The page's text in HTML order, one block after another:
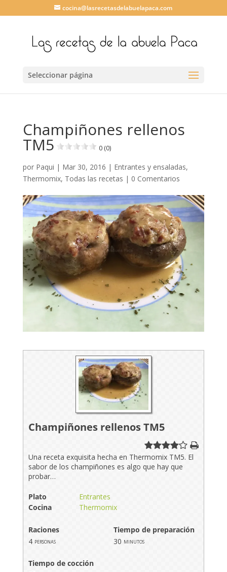
cocina@lasrecetasdelabuelapaca.com
Seleccionar página
Champiñones rellenos
TM5 0 (0)
por Paqui | Mar 30, 2016 | Entrantes y ensaladas,
Thermomix, Todas las recetas | 0 Comentarios
Champiñones rellenos TM5
Una receta exquisita hecha en Thermomix TM5. El
sabor de los champiñones es algo que hay que
probar…
Plato
Entrantes
Cocina
Thermomix
Raciones
Tiempo de preparación
4 personas 30 minutos
Tiempo de cocción